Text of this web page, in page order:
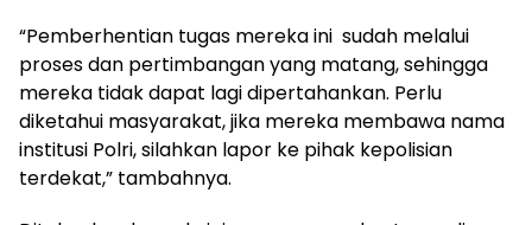
“Pemberhentian tugas mereka ini sudah melalui
proses dan pertimbangan yang matang, sehingga
mereka tidak dapat lagi dipertahankan. Perlu
diketahui masyarakat, jika mereka membawa nama
institusi Polri, silahkan lapor ke pihak kepolisian
terdekat,” tambahnya.